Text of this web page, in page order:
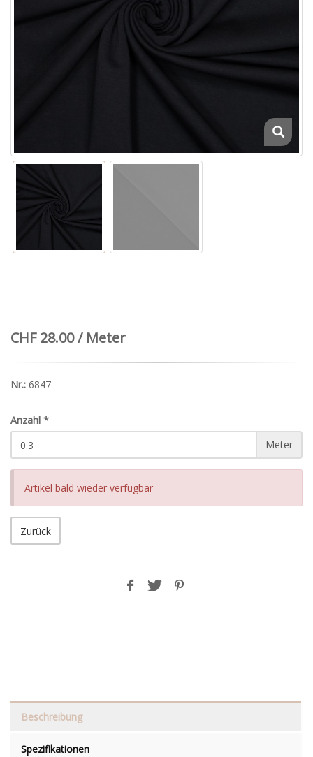
CHF 28.00 / Meter
Nr.: 6847
Anzahl *
Meter
Artikel bald wieder verfügbar
Zurück
Beschreibung
Spezifikationen